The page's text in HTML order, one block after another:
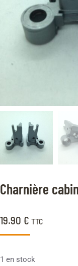
Charnière
19.90 € TTC
1 en stock